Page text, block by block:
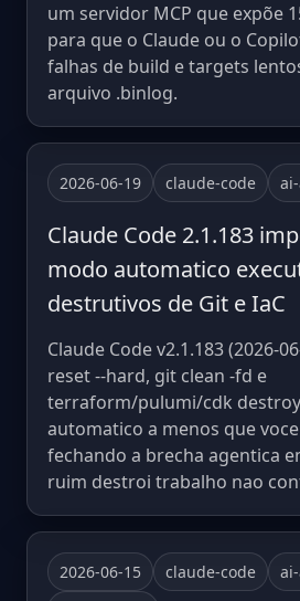
um servidor MCP que expõe
para que o Claude ou o
falhas de build e targets
arquivo .binlog.
2026-06-19 claude-code
Claude Code 2.1.183
modo automatico
destrutivos de Git e IaC
Claude Code v2.1.183 (2026-
reset --hard, git clean -fd e
terraform/pulumi/cdk
automatico a menos que
fechando a brecha agentica
ruim destroi trabalho nao
2026-06-15 claude-code